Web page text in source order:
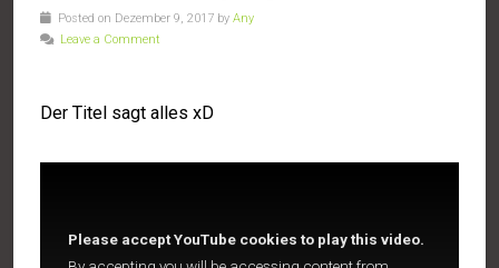
Posted on Dezember 9, 2017 by Any
Leave a Comment
Der Titel sagt alles xD
Please accept YouTube cookies to play this video.